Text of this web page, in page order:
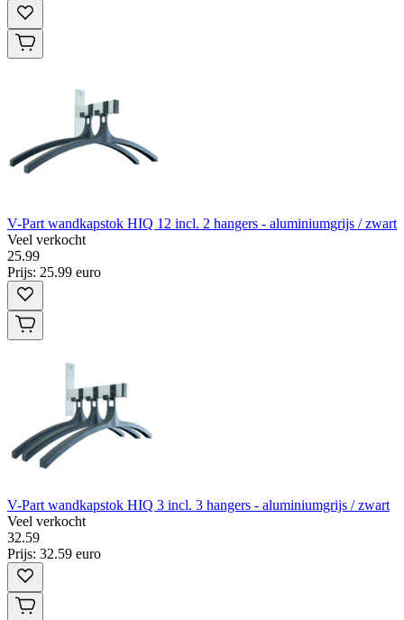
V-Part wandkapstok HIQ 12 incl. 2 hangers - aluminiumgrijs / zwart
Veel verkocht
25.99
Prijs: 25.99 euro
V-Part wandkapstok HIQ 3 incl. 3 hangers - aluminiumgrijs / zwart
Veel verkocht
32.59
Prijs: 32.59 euro